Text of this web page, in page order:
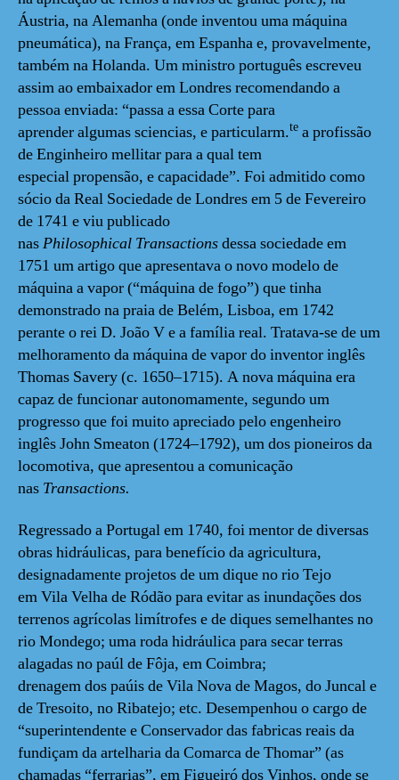
Áustria, na Alemanha (onde inventou uma máquina
pneumática), na França, em Espanha e, provavelmente,
também na Holanda. Um ministro português escreveu
assim ao embaixador em Londres recomendando a
pessoa enviada: “passa a essa Corte para
aprender algumas sciencias, e particularm.te a profissão
de Enginheiro mellitar para a qual tem
especial propensão, e capacidade”. Foi admitido como
sócio da Real Sociedade de Londres em 5 de Fevereiro
de 1741 e viu publicado
nasPhilosophical Transactionsdessa sociedade em
1751 um artigo que apresentava o novo modelo de
máquina a vapor (“máquina de fogo”) que tinha
demonstrado na praia de Belém, Lisboa, em 1742
perante o rei D. João V e a família real. Tratava-se de um
melhoramento da máquina de vapor do inventor inglês
Thomas Savery (c. 1650–1715). A nova máquina era
capaz de funcionar autonomamente, segundo um
progresso que foi muito apreciado pelo engenheiro
inglês John Smeaton (1724–1792), um dos pioneiros da
locomotiva, que apresentou a comunicação
nas Transactions.
Regressado a Portugal em 1740, foi mentor de diversas
obras hidráulicas, para benefício da agricultura,
designadamente projetos de um dique no rio Tejo
em Vila Velha de Ródão para evitar as inundações dos
terrenos agrícolas limítrofes e de diques semelhantes no
rio Mondego; uma roda hidráulica para secar terras
alagadas no paúl de Fôja, em Coimbra;
drenagem dos paúis de Vila Nova de Magos, do Juncal e
de Tresoito, no Ribatejo; etc. Desempenhou o cargo de
“superintendente e Conservador das fabricas reais da
fundiçam da artelharia da Comarca de Thomar” (as
chamadas “ferrarias”, em Figueiró dos Vinhos, onde se